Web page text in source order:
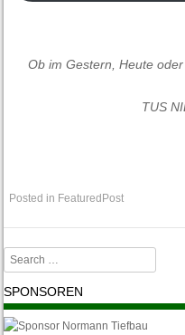
Ob im Gestern, Heute
TUS
Posted in FeaturedPost
Search
SPONSOREN